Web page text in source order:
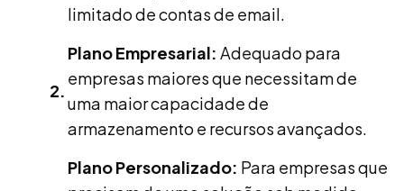
limitado de contas de email.
Plano Empresarial: Adequado para
empresas maiores que necessitam de
uma maior capacidade de
armazenamento e recursos avançados.
Plano Personalizado: Para empresas que